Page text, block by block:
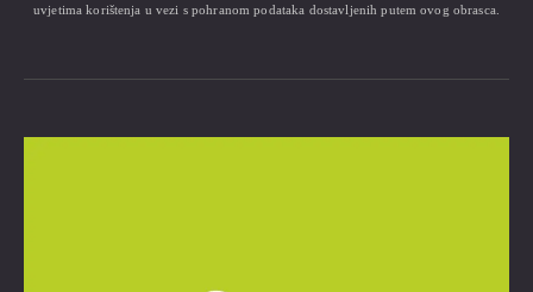
uvjetima korištenja u vezi s pohranom podataka dostavljenih putem ovog obrasca.